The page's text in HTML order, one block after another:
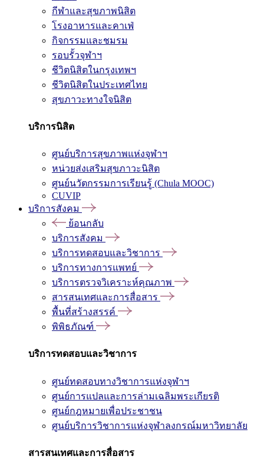
กีฬาและสุขภาพนิสิต
โรงอาหารและคาเฟ่
กิจกรรมและชมรม
รอบรั้วจุฬาฯ
ชีวิตนิสิตในกรุงเทพฯ
ชีวิตนิสิตในประเทศไทย
สุขภาวะทางใจนิสิต
บริการนิสิต
ศูนย์บริการสุขภาพแห่งจุฬาฯ
หน่วยส่งเสริมสุขภาวะนิสิต
ศูนย์นวัตกรรมการเรียนรู้ (Chula MOOC)
CUVIP
บริการสังคม
ย้อนกลับ
บริการสังคม
บริการทดสอบและวิชาการ
บริการทางการแพทย์
บริการตรวจวิเคราะห์คุณภาพ
สารสนเทศและการสื่อสาร
พื้นที่สร้างสรรค์
พิพิธภัณฑ์
บริการทดสอบและวิชาการ
ศูนย์ทดสอบทางวิชาการแห่งจุฬาฯ
ศูนย์การแปลและการล่ามเฉลิมพระเกียรติ
ศูนย์กฎหมายเพื่อประชาชน
ศูนย์บริการวิชาการแห่งจุฬาลงกรณ์มหาวิทยาลัย
สารสนเทศและการสื่อสาร